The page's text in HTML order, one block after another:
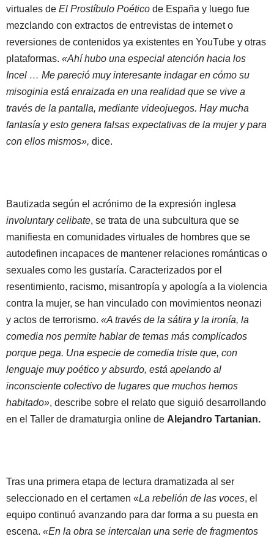
virtuales de El Prostíbulo Poético de España y luego fue
mezclando con extractos de entrevistas de internet o
reversiones de contenidos ya existentes en YouTube y otras
plataformas. «Ahí hubo una especial atención hacia los
Incel … Me pareció muy interesante indagar en cómo su
misoginia está enraizada en una realidad que se vive a
través de la pantalla, mediante videojuegos. Hay mucha
fantasía y esto genera falsas expectativas de la mujer y para
con ellos mismos», dice.
Bautizada según el acrónimo de la expresión inglesa
involuntary celibate, se trata de una subcultura que se
manifiesta en comunidades virtuales de hombres que se
autodefinen incapaces de mantener relaciones románticas o
sexuales como les gustaría. Caracterizados por el
resentimiento, racismo, misantropía y apología a la violencia
contra la mujer, se han vinculado con movimientos neonazi
y actos de terrorismo. «A través de la sátira y la ironía, la
comedia nos permite hablar de temas más complicados
porque pega. Una especie de comedia triste que, con
lenguaje muy poético y absurdo, está apelando al
inconsciente colectivo de lugares que muchos hemos
habitado», describe sobre el relato que siguió desarrollando
en el Taller de dramaturgia online de Alejandro Tartanian.
Tras una primera etapa de lectura dramatizada al ser
seleccionado en el certamen «La rebelión de las voces, el
equipo continuó avanzando para dar forma a su puesta en
escena. «En la obra se intercalan una serie de fragmentos